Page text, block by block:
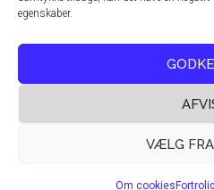
egenskaber.
VÆLG
Om cookies